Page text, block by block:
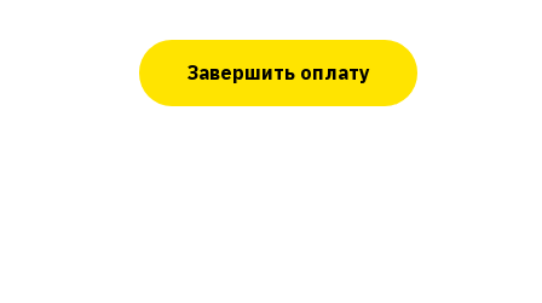
Завершить оплату